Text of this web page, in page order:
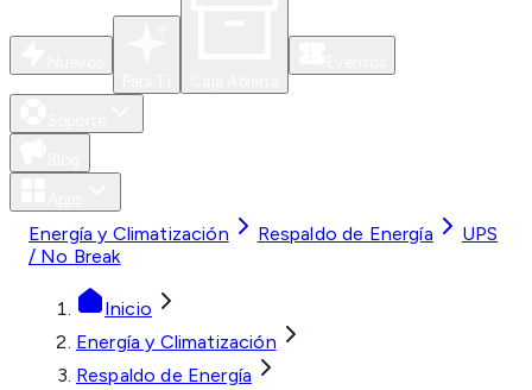
Energía y Climatización Respaldo de Energía
UPS
/ No Break
Inicio
Energía y Climatización
Respaldo de Energía